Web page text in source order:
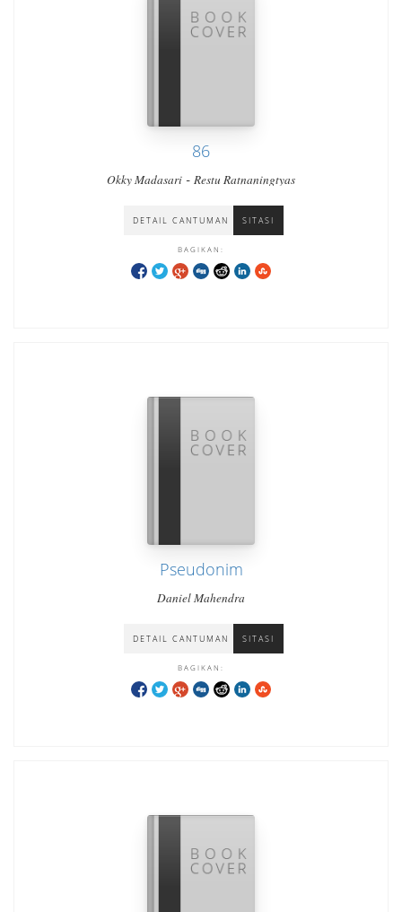
86
Okky Madasari - Restu Ratnaningtyas
DETAIL CANTUMAN SITASI
BAGIKAN:
Pseudonim
Daniel Mahendra
DETAIL CANTUMAN SITASI
BAGIKAN: